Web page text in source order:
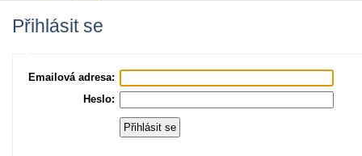
Přihlásit se
Emailová adresa:
Heslo: